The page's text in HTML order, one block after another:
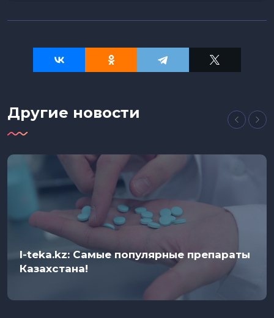
Другие новости
I-teka.kz: Самые популярные препараты
Казахстана!